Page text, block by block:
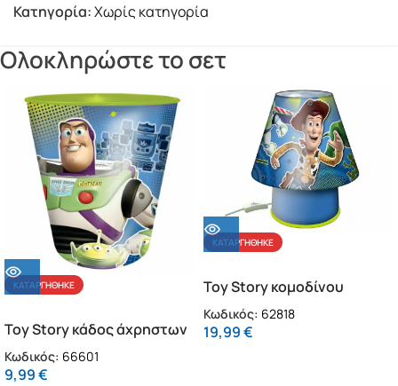
Κατηγορία:Χωρίς κατηγορία
Ολοκληρώστε το σετ
ΚΑΤΑΡΓΉΘΗΚΕ
Toy Story κάδος άχρηστων
lenticular
Κωδικός: 66601
9,99€
ΚΑΤΑΡΓΉΘΗΚΕ
Toy Story κομοδίνου
φωτιστικό
Κωδικός: 62818
19,99€